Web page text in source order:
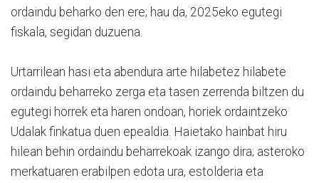
ordaindu beharko den ere; hau da, 2025eko egutegi
fiskala, segidan duzuena.
Urtarrilean hasi eta abendura arte hilabetez hilabete
ordaindu beharreko zerga eta tasen zerrenda biltzen du
egutegi horrek eta haren ondoan, horiek ordaintzeko
Udalak finkatua duen epealdia. Haietako hainbat hiru
hilean behin ordaindu beharrekoak izango dira; asteroko
merkatuaren erabilpen edota ura, estolderia eta